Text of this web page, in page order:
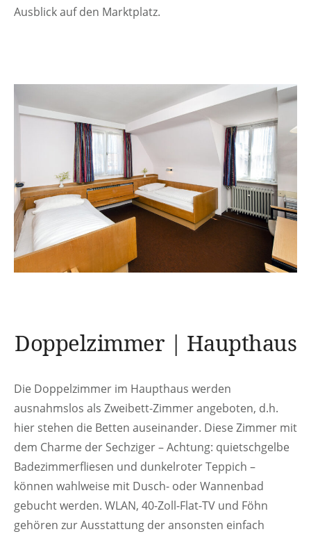
Ausblick auf den Marktplatz.
Doppelzimmer | Haupthaus
Die Doppelzimmer im Haupthaus werden
ausnahmslos als Zweibett-Zimmer angeboten, d.h.
hier stehen die Betten auseinander. Diese Zimmer mit
dem Charme der Sechziger – Achtung: quietschgelbe
Badezimmerfliesen und dunkelroter Teppich –
können wahlweise mit Dusch- oder Wannenbad
gebucht werden. WLAN, 40-Zoll-Flat-TV und Föhn
gehören zur Ausstattung der ansonsten einfach